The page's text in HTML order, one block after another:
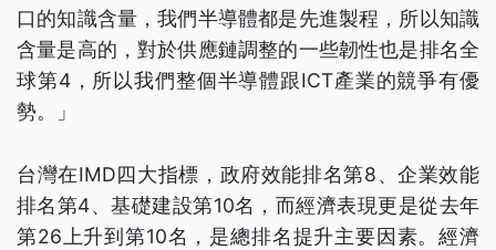
口的知識含量，我們半導體都是先進製程，所以知識
含量是高的，對於供應鏈調整的一些韌性也是排名全
球第4，所以我們整個半導體跟ICT產業的競爭有優
勢。」
台灣在IMD四大指標，政府效能排名第8、企業效能
排名第4、基礎建設第10名，而經濟表現更是從去年
第26上升到第10名，是總排名提升主要因素。經濟